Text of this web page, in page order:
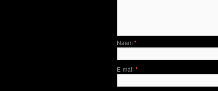
Naam *
E-mail *